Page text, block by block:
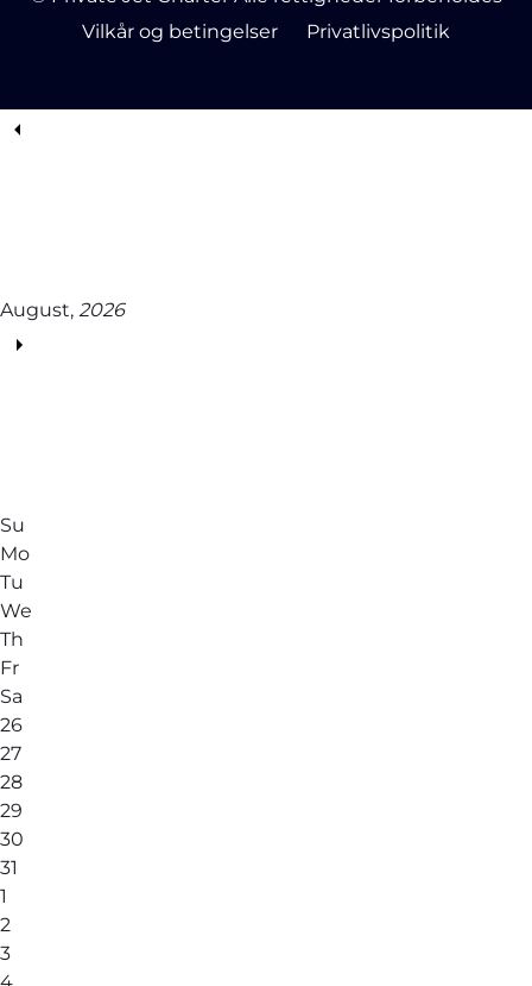
Vilkår og betingelser
Privatlivspolitik
August, 2026
Su
Mo
Tu
We
Th
Fr
Sa
26
27
28
29
30
31
1
2
3